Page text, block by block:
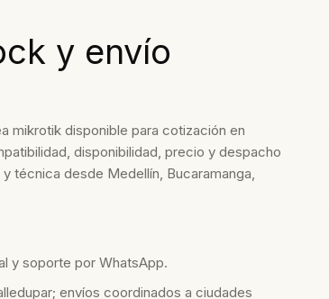
y envío
mikrotik disponible para cotización en
disponibilidad, precio y despacho
técnica desde Medellín, Bucaramanga,
y soporte por WhatsApp.
envíos coordinados a ciudades